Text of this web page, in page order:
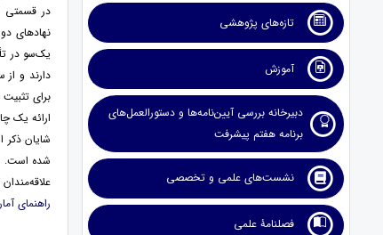
تازه‌های پژوهشی
آموزش
دبیرخانه بررسی آیین‌نامه‌ها و دستورالعمل‌های
برنامه هفتم پیشرفت
نشست‌های علمی و تخصصی
فصلنامۀ علمی
در قسمتی
نهادهای
یک‌سو در
دارند و
برای
ارائه یک
شده است.
راهنمای